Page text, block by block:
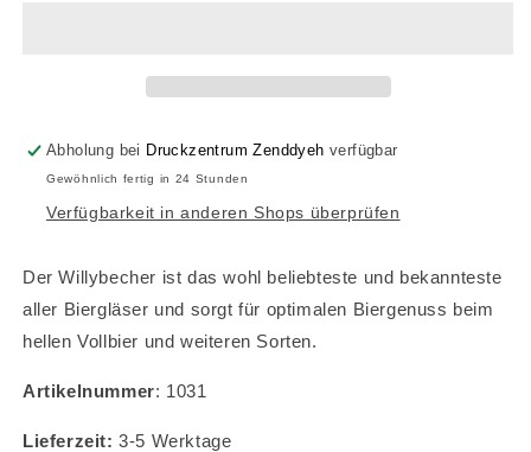
Abholung bei Druckzentrum Zenddyeh verfügbar
Gewöhnlich fertig in 24 Stunden
Verfügbarkeit in anderen Shops überprüfen
Der Willybecher ist das wohl beliebteste und bekannteste
aller Biergläser und sorgt für optimalen Biergenuss beim
hellen Vollbier und weiteren Sorten.
Artikelnummer: 1031
Lieferzeit: 3-5 Werktage